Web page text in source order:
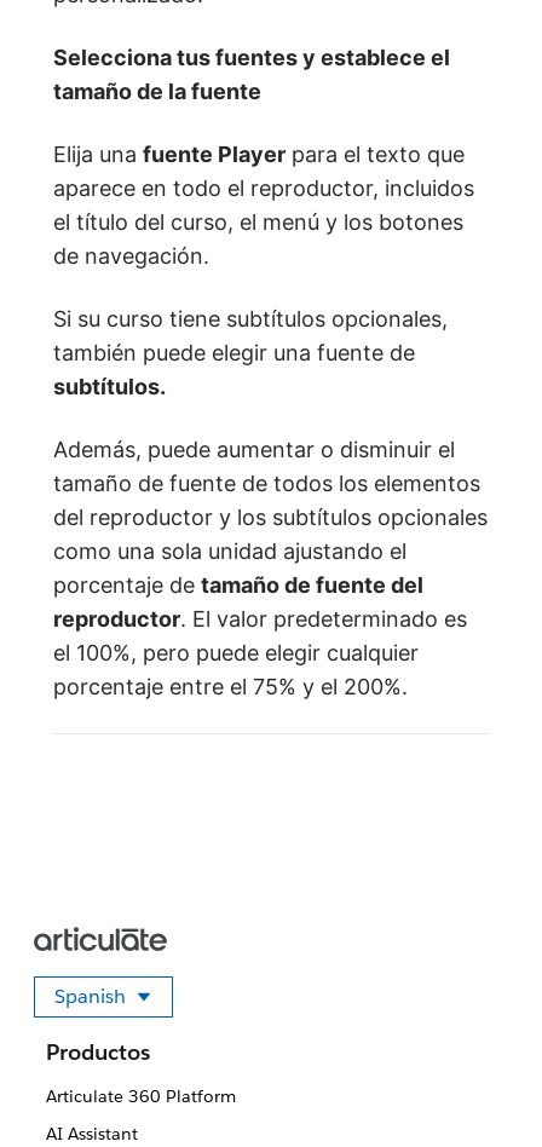
Selecciona tus fuentes y establece el
tamaño de la fuente
Elija una fuente Player para el texto que
aparece en todo el reproductor, incluidos
el título del curso, el menú y los botones
de navegación.
Si su curso tiene subtítulos opcionales,
también puede elegir una fuente de
subtítulos.
Además, puede aumentar o disminuir el
tamaño de fuente de todos los elementos
del reproductor y los subtítulos opcionales
como una sola unidad ajustando el
porcentaje de tamaño de fuente del
reproductor. El valor predeterminado es
el 100%, pero puede elegir cualquier
porcentaje entre el 75% y el 200%.
Spanish
Seleccione su idioma
Productos
Articulate 360 Platform
AI Assistant